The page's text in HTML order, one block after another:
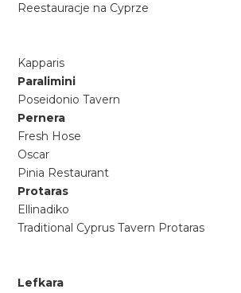
Reestauracje na Cyprze
Kapparis
Paralimini
Poseidonio Tavern
Pernera
Fresh Hose
Oscar
Pinia Restaurant
Protaras
Ellinadiko
Traditional Cyprus Tavern Protaras
Lefkara